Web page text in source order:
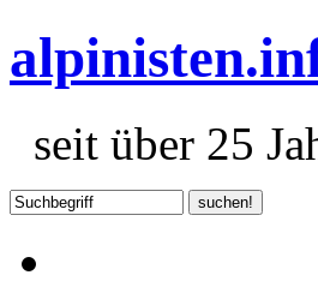
seit über 25